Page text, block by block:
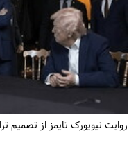
روایت نیویورک تایمز از تصمیم